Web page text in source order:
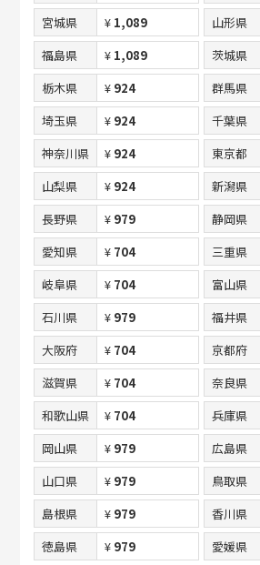
宮城県
¥ 1,089 山形県
福島県
¥ 1,089 茨城県
栃木県
¥ 924 群馬県
埼玉県
¥ 924 千葉県
神奈川県
¥ 924 東京都
山梨県
¥ 924 新潟県
長野県
¥ 979 静岡県
愛知県
¥ 704 三重県
岐阜県
¥ 704 富山県
石川県
¥ 979 福井県
大阪府
¥ 704 京都府
滋賀県
¥ 704 奈良県
和歌山県
¥ 704 兵庫県
岡山県
¥ 979 広島県
山口県
¥ 979 鳥取県
島根県
¥ 979 香川県
徳島県
¥ 979 愛媛県